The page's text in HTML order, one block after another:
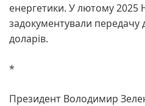
енергетики. У лютому 2025
задокументували передачу
доларів.
*
Президент Володимир